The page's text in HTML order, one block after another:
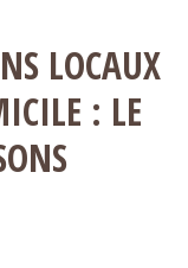
LOCAUX
: LE